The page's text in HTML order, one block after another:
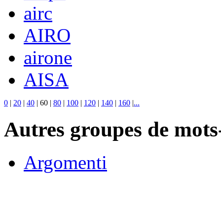
airc
AIRO
airone
AISA
0 | 20 | 40 | 60 | 80 | 100 | 120 | 140 | 160 |...
Autres groupes de
Argomenti